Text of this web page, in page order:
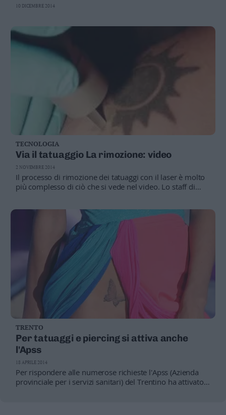
10 DICEMBRE 2014
TECNOLOGIA
Via il tatuaggio La rimozione: video
Il processo di rimozione dei tatuaggi con il laser è molto
più complesso di ciò che si vede nel video. Lo staff di
dal sangue Guarda il video
2 NOVEMBRE 2014
TRENTO
Per tatuaggi e piercing si attiva anche
l'Apss
Per rispondere alle numerose richieste l'Apss (Azienda
provinciale per i servizi sanitari) del Trentino ha attivato
18 APRILE 2014